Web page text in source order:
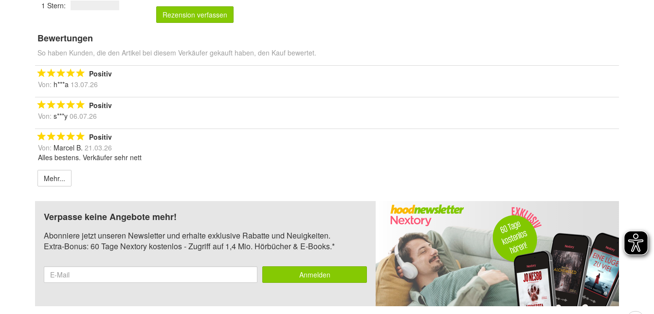
1 Stern:
Rezension verfassen
Bewertungen
So haben Kunden, die den Artikel bei diesem Verkäufer gekauft haben, den Kauf bewertet.
Positiv
Von: h***a 13.07.26
Positiv
Von: s***y 06.07.26
Positiv
Von: Marcel B. 21.03.26
Alles bestens. Verkäufer sehr nett
Mehr...
Verpasse keine Angebote mehr!
Abonniere jetzt unseren Newsletter und erhalte exklusive Rabatte und Neuigkeiten.
Extra-Bonus: 60 Tage Nextory kostenlos - Zugriff auf 1,4 Mio. Hörbücher & E-Books.*
Anmelden